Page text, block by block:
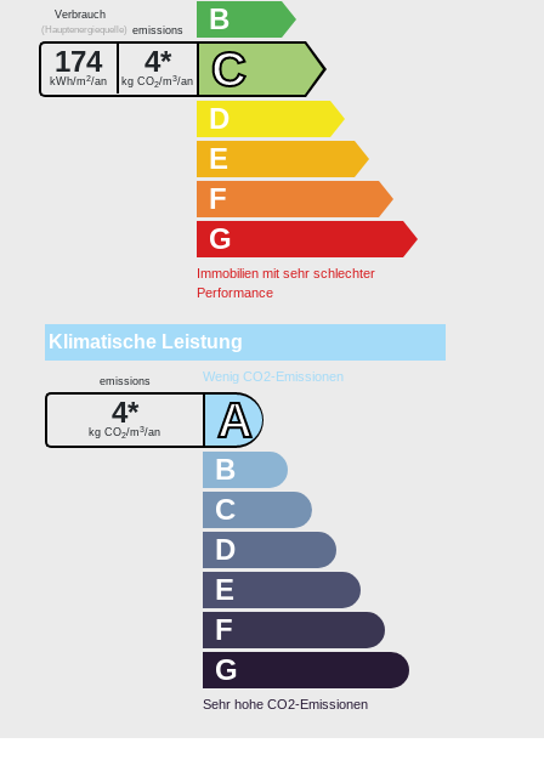
B
C
Verbrauch
(Hauptenergiequelle) emissions
174
kWh/m2/an
4*
kg CO2/m3/an
D
E
F
G
Immobilien mit sehr schlechter
Performance
Klimatische Leistung
Wenig CO2-Emissionen
A
emissions
4*
kg CO2/m3/an
B
C
D
E
F
G
Sehr hohe CO2-Emissionen